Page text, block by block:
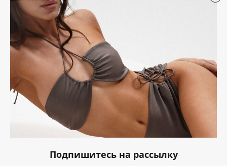
Подпишитесь на рассылку